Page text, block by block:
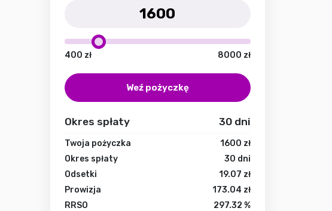
400 zł 8000 zł
Weź pożyczkę
Okres spłaty 30dni
Twoja pożyczka 1600 zł
Okres spłaty
30 dni
Odsetki
19.07 zł
Prowizja
173.04 zł
RRSO
297.32 %